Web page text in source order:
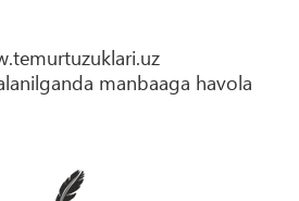
manbaaga havola